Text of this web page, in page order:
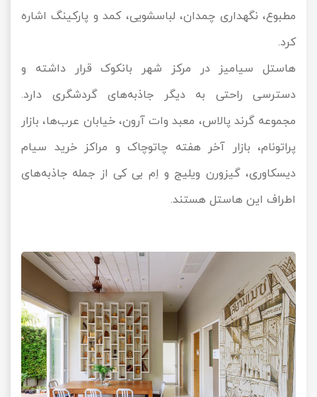
مطبوع، نگهداری چمدان، لباسشویی، کمد و پارکینگ اشاره
کرد.
هاستل سیامیز در مرکز شهر بانکوک قرار داشته و
دسترسی راحتی به دیگر جاذبه‌های گردشگری دارد.
مجموعه گرند پالاس، معبد وات آرون، خیابان عرب‌ها، بازار
پراتونام، بازار آخر هفته چاتوچاک و مراکز خرید سیام
دیسکاوری، گیزورن ویلیج و اِم بی کی از جمله جاذبه‌های
اطراف این هاستل هستند.